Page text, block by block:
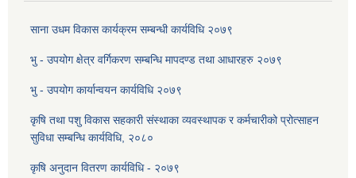
साना उधम विकास कार्यक्रम सम्बन्धी कार्यविधि २०७९
भु - उपयोग क्षेत्र वर्गिकरण सम्बन्धि मापदण्ड तथा आधारहरु २०७९
भु - उपयोग कार्यान्वयन कार्यविधि २०७९
कृषि तथा पशु विकास सहकारी संस्थाका व्यवस्थापक र कर्मचारीको प्रोत्साहन
सुविधा सम्बन्धि कार्यविधि, २०८०
कृषि अनुदान वितरण कार्यविधि - २०७९